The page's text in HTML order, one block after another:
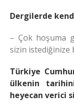
Dergilerde
– Çok hoşuma
sizin istediğinize
Türkiye
ülkenin
heyecan verici